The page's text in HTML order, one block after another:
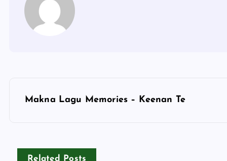
s
Makna Lagu Memories – Keenan Te
Related Posts